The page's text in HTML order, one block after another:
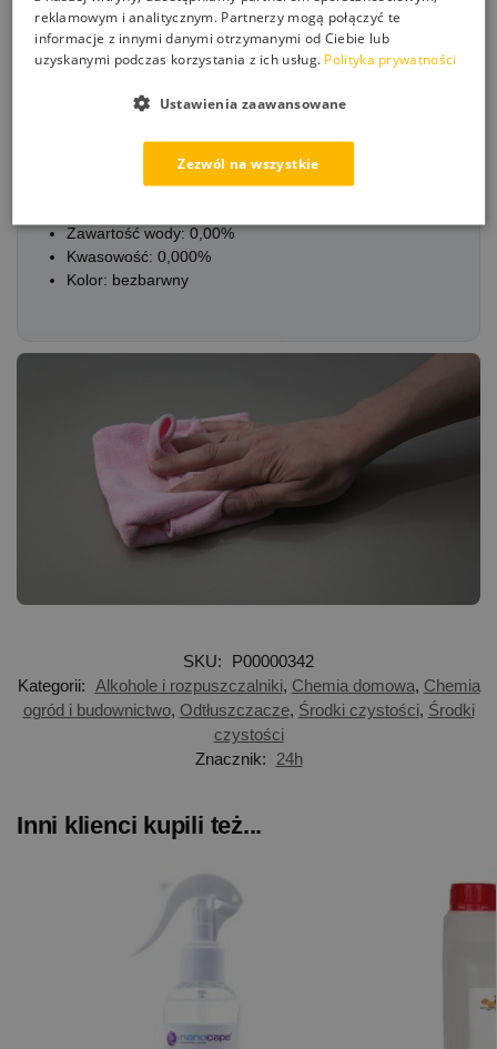
czyszczenia płyt PCB po procesach lutowniczych,
zmywania środków smarnych, tuszów wodoodpornych,
past termoprzewodzących.
WŁAŚCIWOŚCI
Zawartość wody: 0,00%
Kwasowość: 0,000%
Kolor: bezbarwny
SKU:
P00000342
Kategorii: Alkohole i rozpuszczalniki, Chemia domowa, Chemia
ogród i budownictwo, Odtłuszczacze, Środki czystości, Środki
czystości
Znacznik:
24h
Inni klienci kupili też...
reklamowym i analitycznym. Partnerzy mogą połączyć te
informacje z innymi danymi otrzymanymi od Ciebie lub
uzyskanymi podczas korzystania z ich usług. Polityka prywatności
Zezwól na wszystkie
Ustawienia zaawansowane